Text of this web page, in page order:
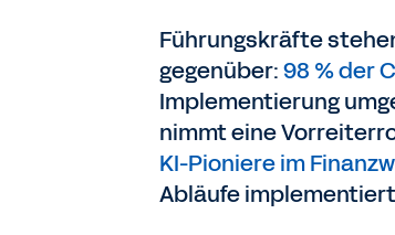
Führungskräfte
gegenüber:98 % der
Implementierung
nimmt eine
KI-Pioniere im
Abläufe